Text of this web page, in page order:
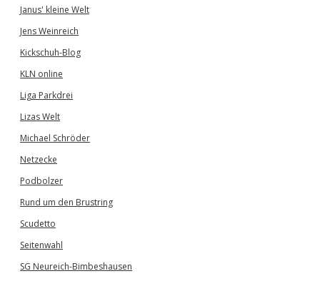
Janus' kleine Welt
Jens Weinreich
Kickschuh-Blog
KLN online
Liga Parkdrei
Lizas Welt
Michael Schröder
Netzecke
Podbolzer
Rund um den Brustring
Scudetto
Seitenwahl
SG Neureich-Bimbeshausen